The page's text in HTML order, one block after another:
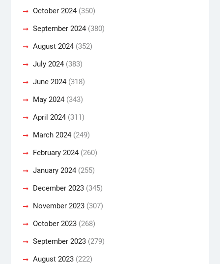
October 2024(350)
September 2024(380)
August 2024(352)
July 2024(383)
June 2024(318)
May 2024(343)
April 2024(311)
March 2024(249)
February 2024(260)
January 2024(255)
December 2023(345)
November 2023(307)
October 2023(268)
September 2023(279)
August 2023(222)